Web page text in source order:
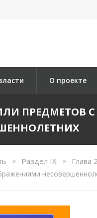
О проекте
ПРЕДМЕТОВ
> Раздел IX > Глава